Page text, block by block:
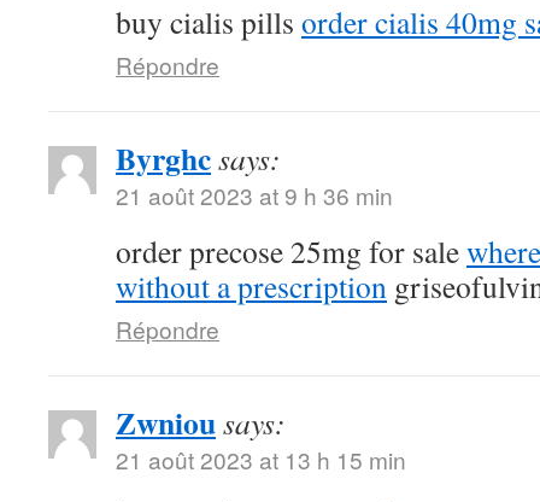
buy cialis pills order cialis 40mg
Répondre
Byrghcsays:
21 août 2023 at 9 h 36 min
order precose 25mg for sale
without a prescription
Répondre
Zwniousays:
21 août 2023 at 13 h 15 min